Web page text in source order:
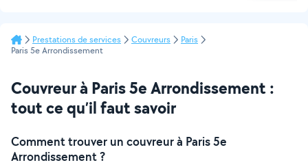
Prestations de services Couvreurs
Paris
Paris 5e Arrondissement
Couvreur à Paris 5e Arrondissement :
tout ce qu’il faut savoir
Comment trouver un couvreur à Paris 5e
Arrondissement ?